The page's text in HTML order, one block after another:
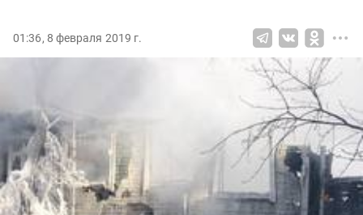
01:36, 8 февраля 2019 г.